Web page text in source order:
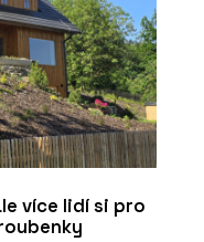
více lidí si pro